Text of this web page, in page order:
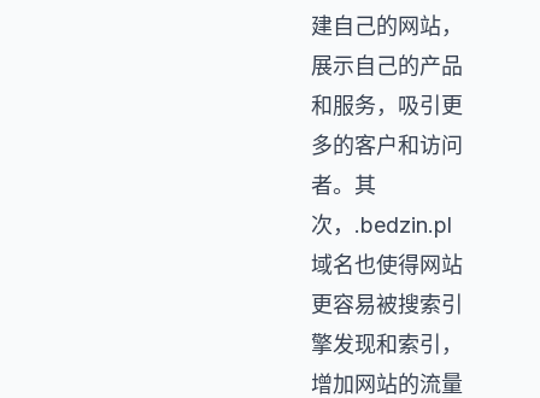
建自己的网站，
展示自己的产品
和服务，吸引更
多的客户和访问
者。其
次，.bedzin.pl
域名也使得网站
更容易被搜索引
擎发现和索引，
增加网站的流量